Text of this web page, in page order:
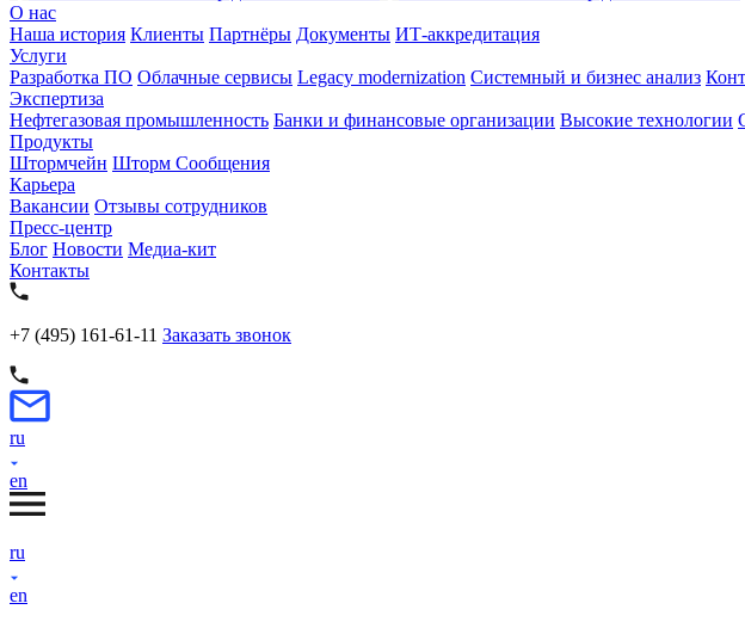
О нас
Наша история Клиенты Партнёры Документы ИТ-аккредитация
Услуги
Разработка ПО Облачные сервисы Legacy modernization Системный и бизнес анализ
Экспертиза
Нефтегазовая промышленность Банки и финансовые организации Высокие технологии
Продукты
Штормчейн Шторм Сообщения
Карьера
Вакансии Отзывы сотрудников
Пресс-центр
Блог Новости Медиа-кит
Контакты
+7 (495) 161-61-11 Заказать звонок
ru
en
ru
en